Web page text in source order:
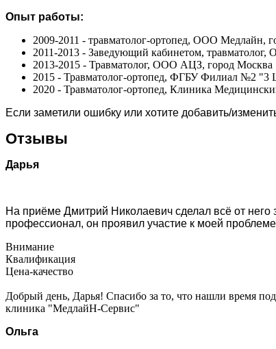
Опыт работы:
2009-2011 - травматолог-ортопед, ООО
2011-2013 - Заведующий кабинетом,
2013-2015 - Травматолог, ООО АЦЗ, город Москва
2015 - Травматолог-ортопед, ФГБУ Филиал №2
2020 - Травматолог-ортопед, Клиника
Если заметили ошибку или хотите добавить/
Отзывы
Дарья
На приёме Дмитрий Николаевич сделал всё от него
профессионал, он проявил участие к моей
Внимание
Квалификация
Цена-качество
Добрый день, Дарья! Спасибо за то, что нашли время
клиника "МедлайН-Сервис"
Ольга